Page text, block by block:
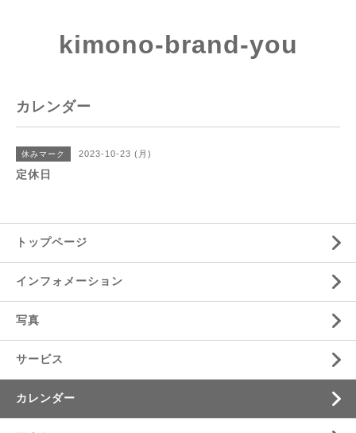
kimono-brand-you
カレンダー
休みマーク 2023-10-23 (月)
定休日
トップページ
インフォメーション
写真
サービス
カレンダー